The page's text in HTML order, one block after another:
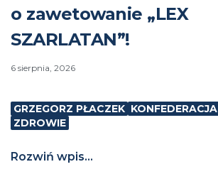
o zawetowanie „LEX
SZARLATAN”!
6 sierpnia, 2026
GRZEGORZ PŁACZEK KONFEDERACJA
ZDROWIE
Rozwiń wpis...